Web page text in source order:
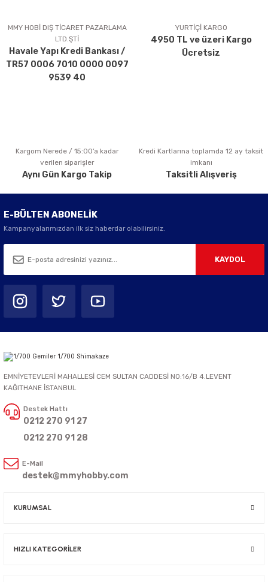
Ürün açıklamasında eksik bilgiler bulunuyor.
Ürün bilgilerinde hatalar bulunuyor.
Ürün fiyatı diğer sitelerden daha pahalı.
Bu ürüne benzer farklı alternatifler olmalı.
Gönder
MMY HOBİ DIŞ TİCARET PAZARLAMA
LTD.ŞTİ
Havale Yapı Kredi Bankası /
TR57 0006 7010 0000 0097
9539 40
YURTİÇİ KARGO
4950 TL ve üzeri Kargo
Ücretsiz
Kargom Nerede / 15:00’a kadar
verilen siparişler
Aynı Gün Kargo Takip
Kredi Kartlarına toplamda 12 ay taksit
imkanı
Taksitli Alışveriş
E-BÜLTEN ABONELİK
Kampanyalarımızdan ilk siz haberdar olabilirsiniz.
KAYDOL
EMNİYETEVLERİ MAHALLESİ CEM SULTAN CADDESİ NO:16/B 4.LEVENT
KAĞITHANE İSTANBUL
Destek Hattı
0212 270 91 27
0212 270 91 28
E-Mail
destek@mmyhobby.com
KURUMSAL
HIZLI KATEGORİLER